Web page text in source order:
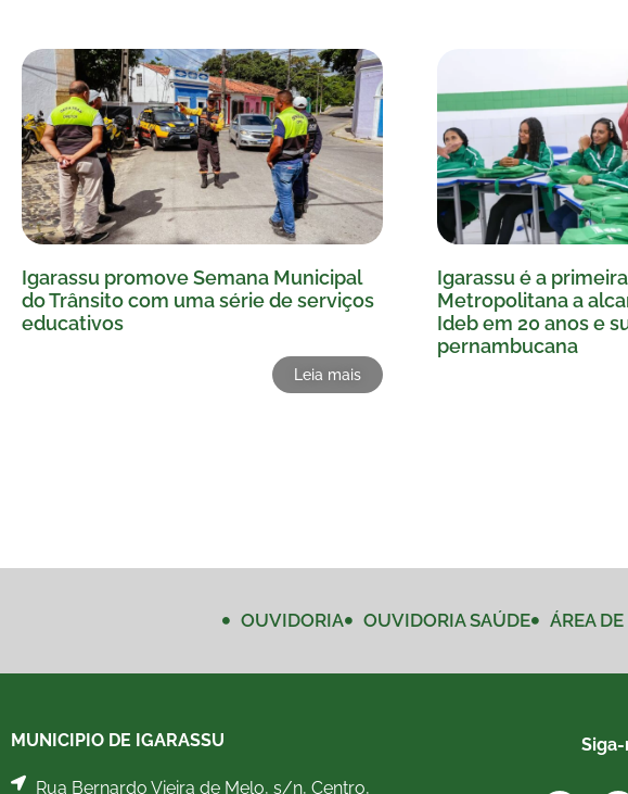
Igarassu promove Semana Municipal
do Trânsito com uma série de serviços
educativos
Leia mais
Igarassu é a
Metropolitana a
Ideb em 20 anos e
pernambucana
OUVIDORIA OUVIDORIA SAÚDE ÁREA
MUNICIPIO DE IGARASSU
Rua Bernardo Vieira de Melo, s/n, Centro,